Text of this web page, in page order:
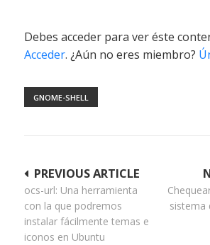
Debes acceder para ver éste
Acceder. ¿Aún no eres miembro?
GNOME-SHELL
Navegación
de
entradas
sistema
PREVIOUS ARTICLE
ocs-url: Una herramienta
con la que podremos
instalar fácilmente temas e
iconos en Ubuntu